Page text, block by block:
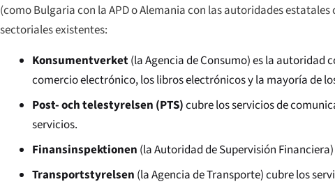
(como Bulgaria con la APD o Alemania con las autoridades
sectoriales existentes:
Konsumentverket(la Agencia de Consumo) es la
comercio electrónico, los libros electrónicos y la mayoría de
Post- och telestyrelsen (PTS)cubre los servicios de
servicios.
Finansinspektionen (la Autoridad de Supervisión
Transportstyrelsen (la Agencia de Transporte) cubre los